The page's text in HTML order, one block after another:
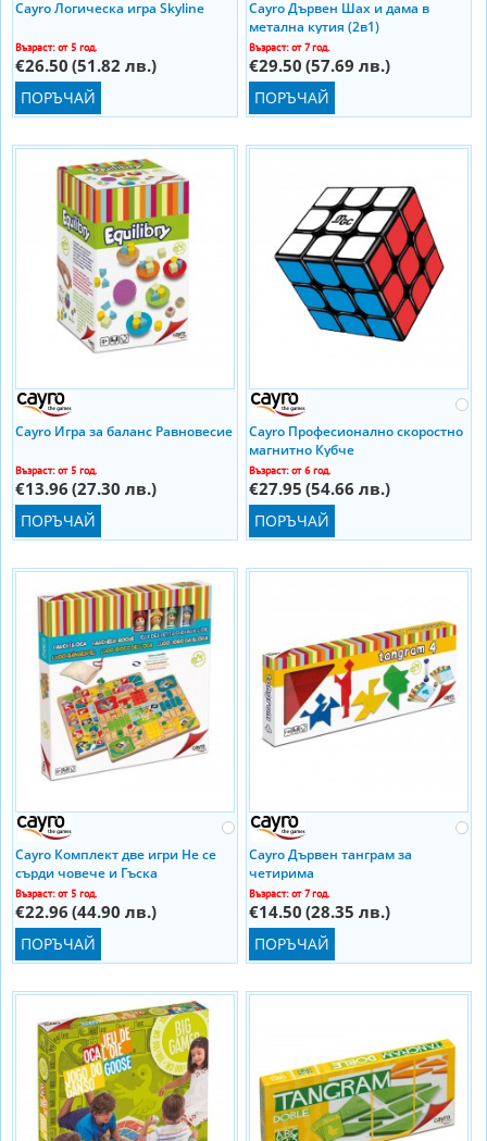
Cayro Логическа игра Skyline
Възраст: от 5 год.
€26.50 (51.82 лв.)
ПОРЪЧАЙ
Cayro Дървен Шах и дама в
метална кутия (2в1)
Възраст: от 7 год.
€29.50 (57.69 лв.)
ПОРЪЧАЙ
Cayro Игра за баланс Равновесие
Възраст: от 5 год.
€13.96 (27.30 лв.)
ПОРЪЧАЙ
Cayro Професионално скоростно
магнитно Кубче
Възраст: от 6 год.
€27.95 (54.66 лв.)
ПОРЪЧАЙ
Cayro Комплект две игри Не се
сърди човече и Гъска
Възраст: от 5 год.
€22.96 (44.90 лв.)
ПОРЪЧАЙ
Cayro Дървен танграм за
четирима
Възраст: от 7 год.
€14.50 (28.35 лв.)
ПОРЪЧАЙ